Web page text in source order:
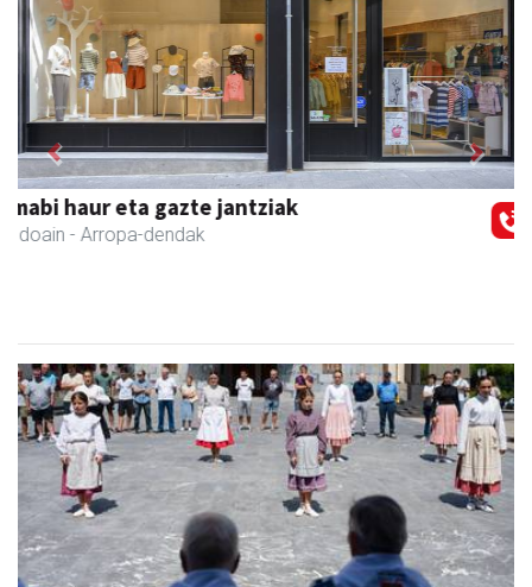
Txindoki taberna
Andoain -
Previous Next